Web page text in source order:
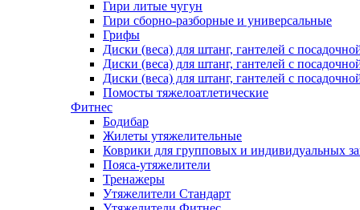
Гири литые чугун
Гири сборно-разборные и универсальные
Грифы
Диски (веса) для штанг, гантелей с
Диски (веса) для штанг, гантелей с
Диски (веса) для штанг, гантелей с
Помосты тяжелоатлетические
Фитнес
Бодибар
Жилеты утяжелительные
Коврики для групповых и индивидуальных
Пояса-утяжелители
Тренажеры
Утяжелители Стандарт